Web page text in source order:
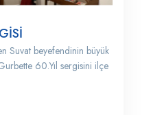
Suvat beyefendinin büyük
60.Yıl sergisini ilçe